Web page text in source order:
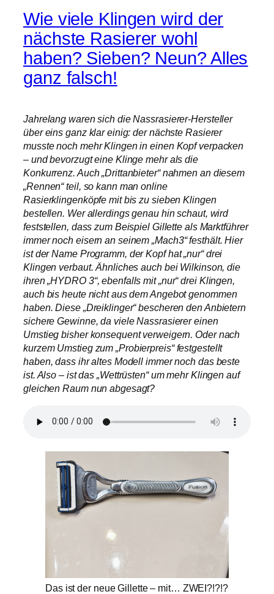
Wie viele Klingen wird der
nächste Rasierer wohl
haben? Sieben? Neun? Alles
ganz falsch!
Jahrelang waren sich die Nassrasierer-Hersteller
über eins ganz klar einig: der nächste Rasierer
musste noch mehr Klingen in einen Kopf verpacken
– und bevorzugt eine Klinge mehr als die
Konkurrenz. Auch „Drittanbieter“ nahmen an diesem
„Rennen“ teil, so kann man online
Rasierklingenköpfe mit bis zu sieben Klingen
bestellen. Wer allerdings genau hin schaut, wird
feststellen, dass zum Beispiel Gillette als Marktführer
immer noch eisern an seinem „Mach3“ festhält. Hier
ist der Name Programm, der Kopf hat „nur“ drei
Klingen verbaut. Ähnliches auch bei Wilkinson, die
ihren „HYDRO 3“, ebenfalls mit „nur“ drei Klingen,
auch bis heute nicht aus dem Angebot genommen
haben. Diese „Dreiklinger“ bescheren den Anbietern
sichere Gewinne, da viele Nassrasierer einen
Umstieg bisher konsequent verweigern. Oder nach
kurzem Umstieg zum „Probierpreis“ festgestellt
haben, dass ihr altes Modell immer noch das beste
ist. Also – ist das „Wettrüsten“ um mehr Klingen auf
gleichen Raum nun abgesagt?
Das ist der neue Gillette – mit… ZWEI?!?!?